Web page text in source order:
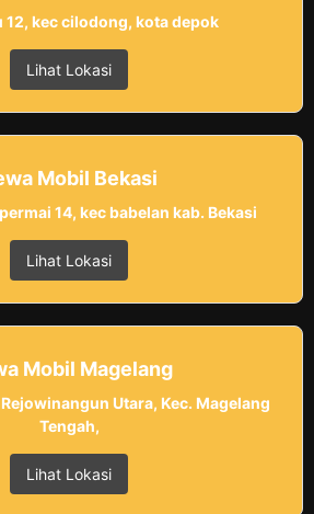
12, kec cilodong, kota depok
Lihat Lokasi
Mobil Bekasi
14, kec babelan kab. Bekasi
Lihat Lokasi
Mobil Magelang
Utara, Kec. Magelang
Tengah,
Lihat Lokasi